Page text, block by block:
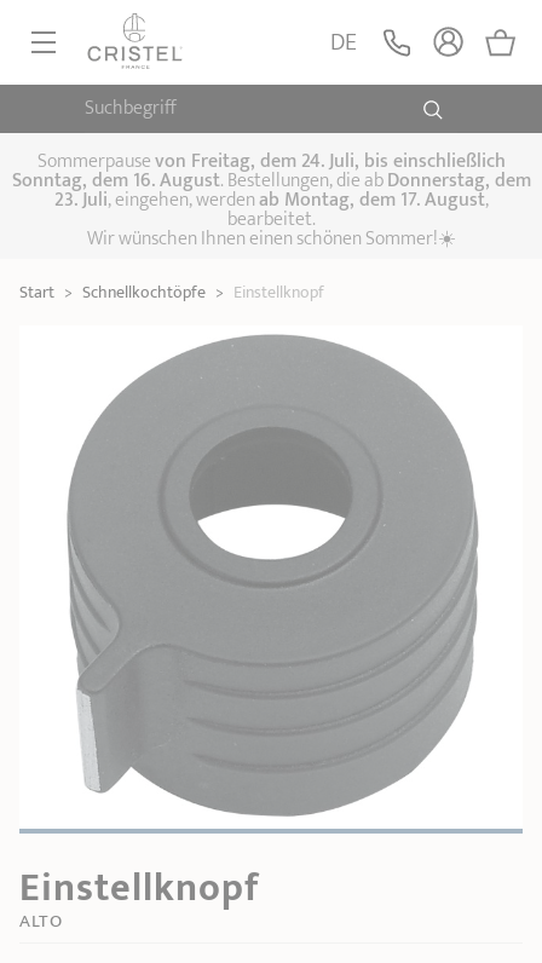
Suchbegriff
DE
PRODUKTBERATER
REZEPTE UND TIPPS
ÜBER UNS
KOLLEKTIONEN
STORE-FINDER
PFANNEN, SAUTEUSEN
Pfannen Sauteusen Crêpepfannen
KOCHTÖPFE, SCHMORTÖPFE
Kochtöpfe Schmortöpfe,
Fleischtöpfe
Topfsets Kochgeschirr Set
DAMFPAUFSÄTZE
Schnellkochtöpfe
KÜCHENHELFER
SPEZIELLE KÜCHENUTENSILIEN
Couscous-Töpfe Nudeltöpfe Plancha-
Grillplatten
Ofenform - Bräter Wasserbadeinsätze Marmelade
KAFFEE UND TEE
Wasserkessel Teekannen
ZUBEHÖR, PFLEGE
Deckel Seitengriffe Praktische Küche
Pflege Weiteres Zubehör
IDEEN & GESCHENKKARTEN
Unsere Auswahl
Sommerpausevon Freitag, dem 24. Juli, bis einschließlich
Sonntag, dem 16. August. Bestellungen, die abDonnerstag, dem
23. Juli, eingehen, werdenab Montag, dem 17. August,
bearbeitet.
Wir wünschen Ihnen einen schönen Sommer!☀️
Start > Schnellkochtöpfe > Einstellknopf
Einstellknopf
ALTO
Einstellknopf
Alto 6,00 € LEGEN